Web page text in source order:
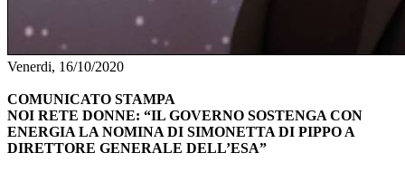
Venerdi, 16/10/2020
COMUNICATO STAMPA
NOI RETE DONNE: “IL GOVERNO SOSTENGA CON
ENERGIA LA NOMINA DI SIMONETTA DI PIPPO A
DIRETTORE GENERALE DELL’ESA”